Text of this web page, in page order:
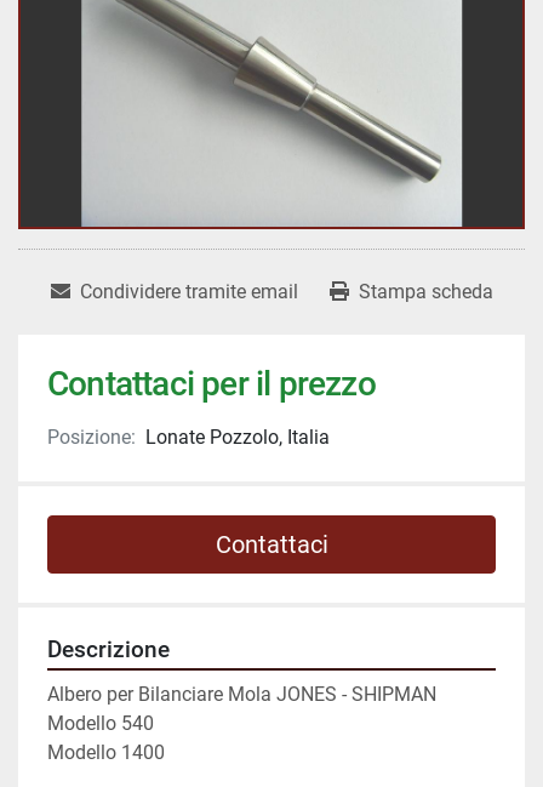
Condividere tramite email Stampa scheda
Contattaci per il prezzo
Posizione: Lonate Pozzolo, Italia
Contattaci
Descrizione
Albero per Bilanciare Mola JONES - SHIPMAN
Modello 540
Modello 1400